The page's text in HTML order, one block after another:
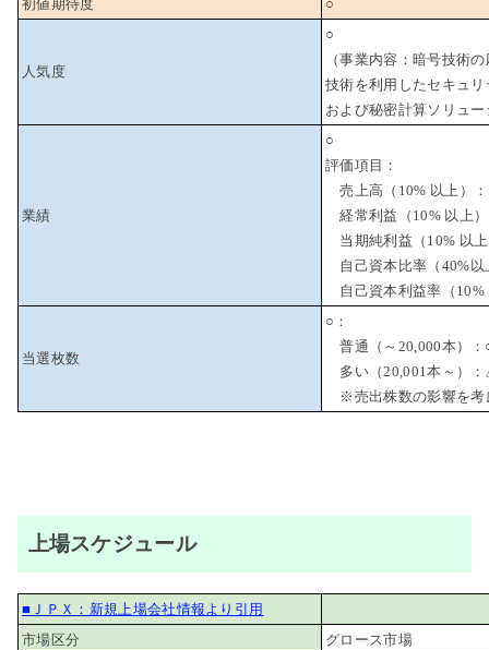
初値期待度
○
人気度
○
（事業内容：暗号技術
技術を利用したセキュ
および秘密計算ソリュ
業績
○
評価項目：
売上高（10% 以上）
経常利益（10% 以上
当期純利益（10% 以
自己資本比率（40%
自己資本利益率（10%
当選枚数
○：
普通（～20,000本）
多い（20,001本～）
※売出株数の影響を考
上場スケジュール
■ＪＰＸ：新規上場会社情報より引用
市場区分
グロース市場